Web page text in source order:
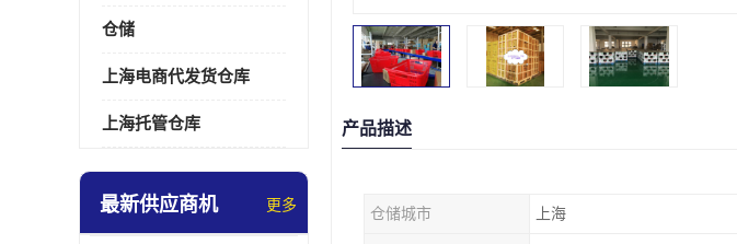
仓储
上海电商代发货仓库
上海托管仓库
最新供应商机 更多
产品描述
仓储城市 上海